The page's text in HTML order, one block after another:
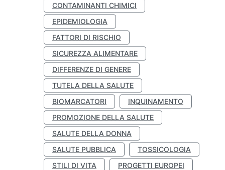
CONTAMINANTI CHIMICI
EPIDEMIOLOGIA
FATTORI DI RISCHIO
SICUREZZA ALIMENTARE
DIFFERENZE DI GENERE
TUTELA DELLA SALUTE
BIOMARCATORI
INQUINAMENTO
PROMOZIONE DELLA SALUTE
SALUTE DELLA DONNA
SALUTE PUBBLICA
TOSSICOLOGIA
STILI DI VITA
PROGETTI EUROPEI